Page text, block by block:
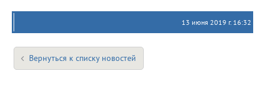
13 июня 2019 г. 16:32
Вернуться к списку новостей